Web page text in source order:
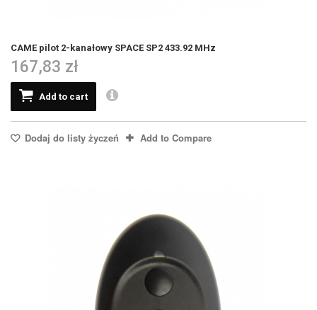
CAME pilot 2-kanałowy SPACE SP2 433.92 MHz
167,83 zł
Add to cart
Dodaj do listy życzeń Add to Compare